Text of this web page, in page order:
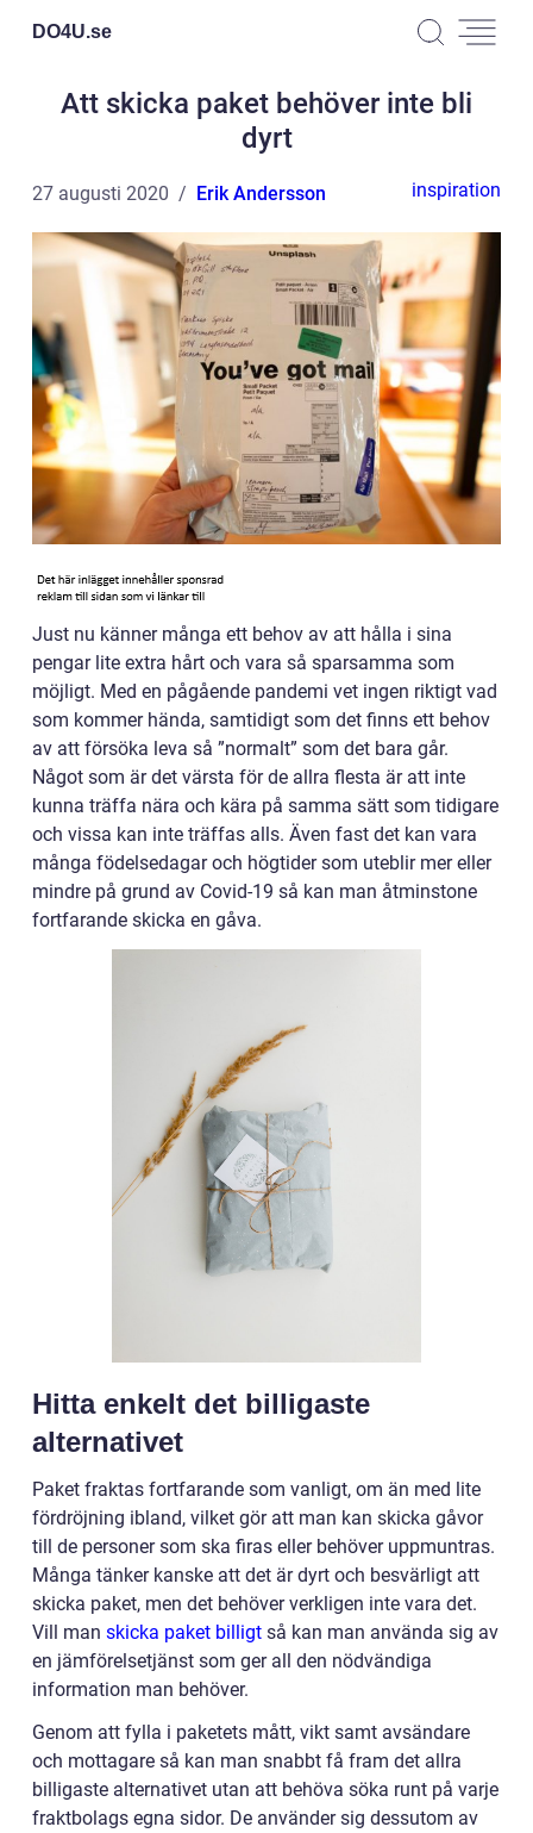
DO4U.se
Att skicka paket behöver inte bli
dyrt
27 augusti 2020 Erik Andersson inspiration
Just nu känner många ett behov av att hålla i sina
pengar lite extra hårt och vara så sparsamma som
möjligt. Med en pågående pandemi vet ingen riktigt vad
som kommer hända, samtidigt som det finns ett behov
av att försöka leva så ”normalt” som det bara går.
Något som är det värsta för de allra flesta är att inte
kunna träffa nära och kära på samma sätt som tidigare
och vissa kan inte träffas alls. Även fast det kan vara
många födelsedagar och högtider som uteblir mer eller
mindre på grund av Covid-19 så kan man åtminstone
fortfarande skicka en gåva.
Hitta enkelt det billigaste
alternativet
Paket fraktas fortfarande som vanligt, om än med lite
fördröjning ibland, vilket gör att man kan skicka gåvor
till de personer som ska firas eller behöver uppmuntras.
Många tänker kanske att det är dyrt och besvärligt att
skicka paket, men det behöver verkligen inte vara det.
Vill man skicka paket billigt så kan man använda sig av
en jämförelsetjänst som ger all den nödvändiga
information man behöver.
Genom att fylla i paketets mått, vikt samt avsändare
och mottagare så kan man snabbt få fram det allra
billigaste alternativet utan att behöva söka runt på varje
fraktbolags egna sidor. De använder sig dessutom av